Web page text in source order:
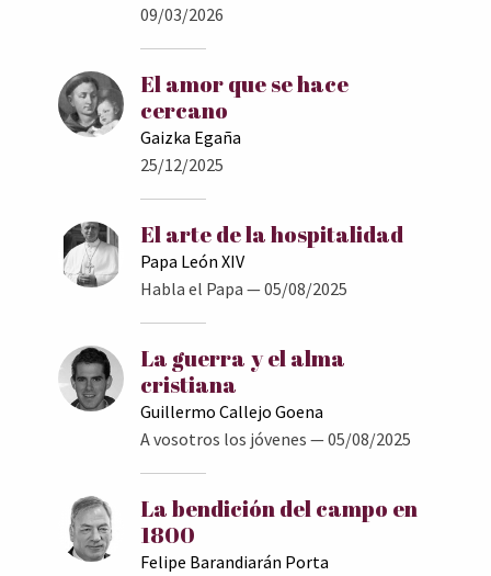
09/03/2026
El amor que se hace
cercano
Gaizka Egaña
25/12/2025
El arte de la hospitalidad
Papa León XIV
Habla el Papa — 05/08/2025
La guerra y el alma
cristiana
Guillermo Callejo Goena
A vosotros los jóvenes — 05/08/2025
La bendición del campo en
1800
Felipe Barandiarán Porta